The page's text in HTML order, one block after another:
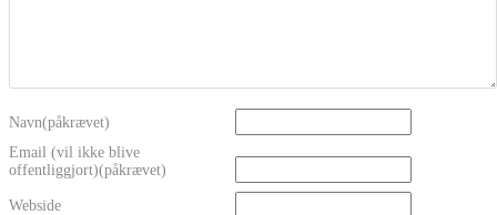
Navn(påkrævet)
Email (vil ikke blive
offentliggjort)(påkrævet)
Webside